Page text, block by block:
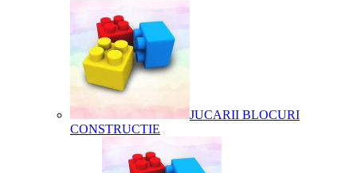
JUCARII BLOCURI
CONSTRUCTIE